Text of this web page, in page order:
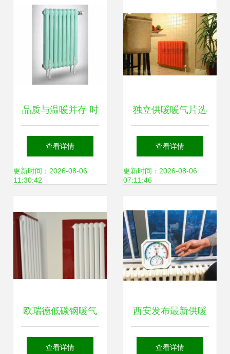
品质与温暖并存 时
尚定制供暖器材优
选商家及明星产品
查看详情
更新时间：2026-08-06
11:30:42
独立供暖暖气片选
购指南 从价格、批
发到供应商的全面
查看详情
更新时间：2026-08-06
07:11:46
欧瑞德低碳钢暖气
片ORD-1500/1 高
查看详情
西安发布最新供暖
通知 今冬最低标准
查看详情